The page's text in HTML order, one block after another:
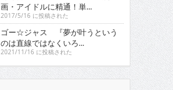
画・アイドルに精通！単...
2017/5/16 に投稿された
ゴー☆ジャス 『夢が叶うという
のは直線ではなくいろ...
2021/11/16 に投稿された